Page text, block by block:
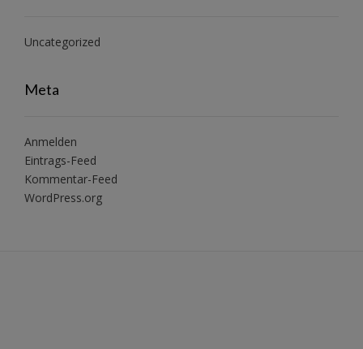
Uncategorized
Meta
Anmelden
Eintrags-Feed
Kommentar-Feed
WordPress.org